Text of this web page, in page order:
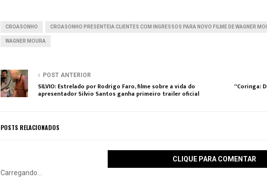
CROASONHO CROASONHO PRESENTEIA CLIENTES COM INGRESSOS PARA NOVO FILME DE WAGNER
WAGNER MOURA
POST ANTERIOR
SILVIO: Estrelado por Rodrigo Faro, filme sobre a vida do
apresentador Silvio Santos ganha primeiro trailer oficial
“Coringa:
POSTS RELACIONADOS
CLIQUE PARA COMENTAR
Carregando...